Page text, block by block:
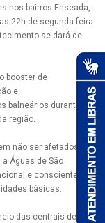
nos bairros Enseada,
22h de segunda-feira
se dará de
booster de
e,
balneários durante a
região.
não ser afetados
Águas de São
e consciente da
básicas.
das centrais de